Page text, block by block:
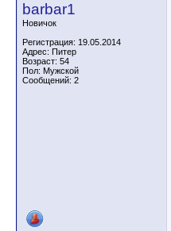
barbar1
Новичок
Регистрация: 19.05.2014
Адрес: Питер
Возраст: 54
Пол: Мужской
Сообщений: 2